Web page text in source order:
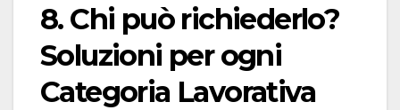
8. Chi può richiederlo?
Soluzioni per ogni
Categoria Lavorativa